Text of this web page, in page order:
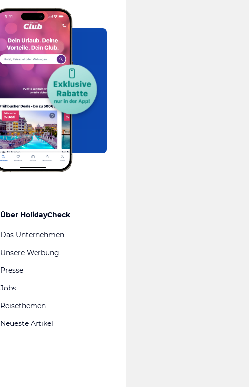
Über HolidayCheck
Das Unternehmen
Unsere Werbung
Presse
Jobs
Reisethemen
Neueste Artikel